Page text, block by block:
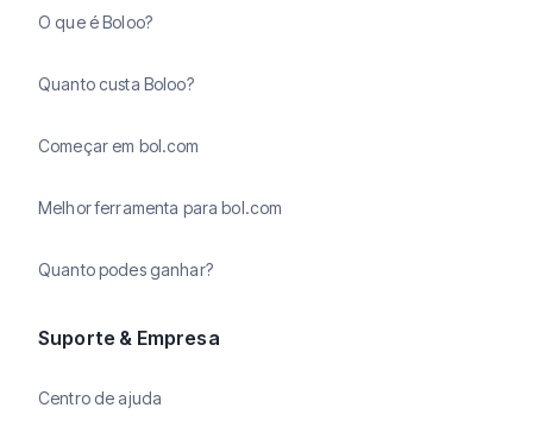
O que é Boloo?
Quanto custa Boloo?
Começar em bol.com
Melhor ferramenta para bol.com
Quanto podes ganhar?
Suporte & Empresa
Centro de ajuda